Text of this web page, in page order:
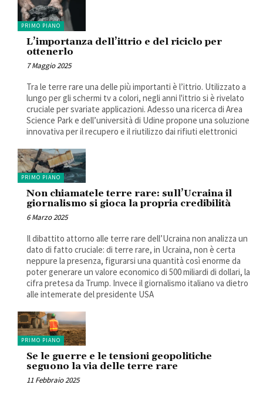
PRIMO PIANO
L’importanza dell’ittrio e del riciclo per
ottenerlo
7 Maggio 2025
Tra le terre rare una delle più importanti è l’ittrio. Utilizzato a
lungo per gli schermi tv a colori, negli anni l'ittrio si è rivelato
cruciale per svariate applicazioni. Adesso una ricerca di Area
Science Park e dell’università di Udine propone una soluzione
innovativa per il recupero e il riutilizzo dai rifiuti elettronici
PRIMO PIANO
Non chiamatele terre rare: sull’Ucraina il
giornalismo si gioca la propria credibilità
6 Marzo 2025
Il dibattito attorno alle terre rare dell’Ucraina non analizza un
dato di fatto cruciale: di terre rare, in Ucraina, non è certa
neppure la presenza, figurarsi una quantità così enorme da
poter generare un valore economico di 500 miliardi di dollari, la
cifra pretesa da Trump. Invece il giornalismo italiano va dietro
alle intemerate del presidente USA
PRIMO PIANO
Se le guerre e le tensioni geopolitiche
seguono la via delle terre rare
11 Febbraio 2025